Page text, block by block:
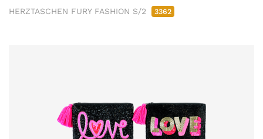
HERZTASCHEN FURY FASHION S/2 3362